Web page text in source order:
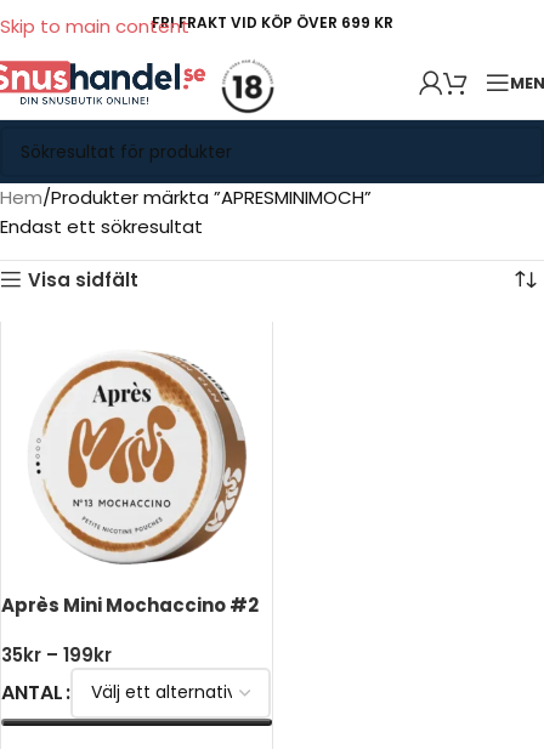
Skip to main contentFRI FRAKT VID KÖP ÖVER 699 KR
Hem Produkter märkta ”APRESMINIMOCH”
Endast ett sökresultat
Visa sidfält
Après Mini Mochaccino #2
35kr – 199kr
ANTAL